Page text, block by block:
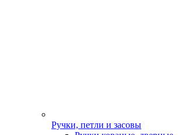
Ручки, петли и засовы